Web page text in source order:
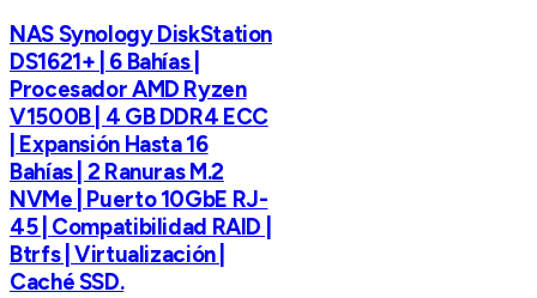
NAS Synology DiskStation
DS1621+ | 6 Bahías |
Procesador AMD Ryzen
V1500B | 4 GB DDR4 ECC
| Expansión Hasta 16
Bahías | 2 Ranuras M.2
NVMe | Puerto 10GbE RJ-
45 | Compatibilidad RAID |
Btrfs | Virtualización |
Caché SSD.